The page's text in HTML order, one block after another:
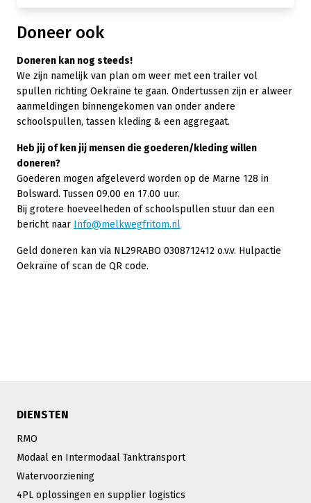
Doneer ook
Doneren kan nog steeds!
We zijn namelijk van plan om weer met een trailer vol
spullen richting Oekraïne te gaan. Ondertussen zijn er alweer
aanmeldingen binnengekomen van onder andere
schoolspullen, tassen kleding & een aggregaat.
Heb jij of ken jij mensen die goederen/kleding willen
doneren?
Goederen mogen afgeleverd worden op de Marne 128 in
Bolsward. Tussen 09.00 en 17.00 uur.
Bij grotere hoeveelheden of schoolspullen stuur dan een
bericht naar Info@melkwegfritom.nl
Geld doneren kan via NL29RABO 0308712412 o.v.v. Hulpactie
Oekraïne of scan de QR code.
DIENSTEN
RMO
Modaal en Intermodaal Tanktransport
Watervoorziening
4PL oplossingen en supplier logistics